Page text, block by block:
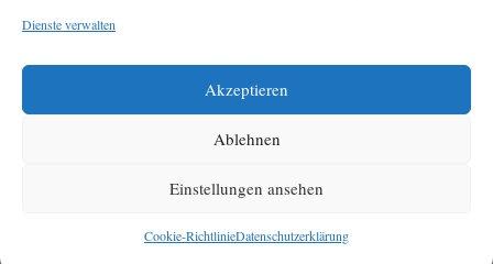
Dienste verwalten
Akzeptieren
Ablehnen
Einstellungen ansehen
Cookie-RichtlinieDatenschutzerklärung
Diese Webseite stellt
zehn Jahre der